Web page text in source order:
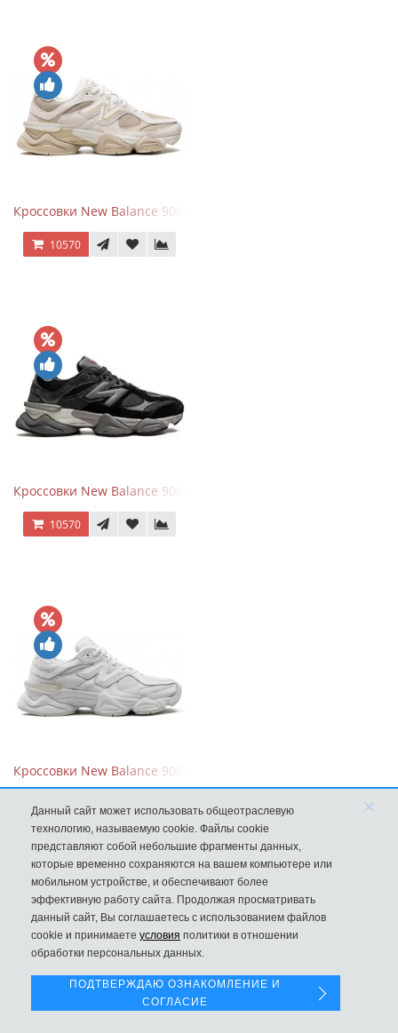
Кроссовки New Balance 9060 Beige White
10570
Кроссовки New Balance 9060 Black Castlerock
10570
Кроссовки New Balance 9060 Triple White
10570
Данный сайт может использовать общеотраслевую
технологию, называемую cookie. Файлы cookie
представляют собой небольшие фрагменты данных,
которые временно сохраняются на вашем компьютере или
мобильном устройстве, и обеспечивают более
эффективную работу сайта. Продолжая просматривать
данный сайт, Вы соглашаетесь с использованием файлов
cookie и принимаете условия политики в отношении
обработки персональных данных.
×
ПОДТВЕРЖДАЮ ОЗНАКОМЛЕНИЕ И
СОГЛАСИЕ